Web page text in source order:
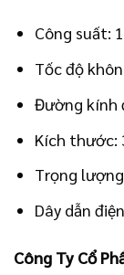
Công suất:
Tốc độ
Đường kính
Kích thước:
Trọng
Dây dẫn
Công Ty Cổ